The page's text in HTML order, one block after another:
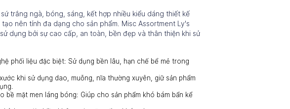
trắng ngà, bóng, sáng, kết hợp nhiều kiểu dáng thiết kế
nên tính đa dạng cho sản phẩm. Misc Assortment Ly's
dụng bởi sự cao cấp, an toàn, bền đẹp và thân thiện khi sử
phối liệu đặc biệt: Sử dụng bền lâu, hạn chế bể mẻ trong
khi sử dụng dao, muỗng, nĩa thường xuyên, giữ sản phẩm
bề mặt men láng bóng: Giúp cho sản phẩm khó bám bẩn kể